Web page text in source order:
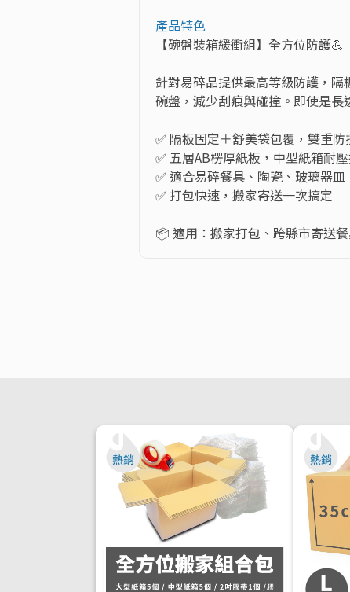
產品特色
【碗盤裝箱緩衝組】全方位防護💪
針對易碎品提供最高等級防護，
碗盤，減少刮痕與碰撞。即使是長
✅ 隔板固定＋舒美袋包覆，雙重防
✅ 五層AB楞厚紙板，中型紙箱耐
✅ 適合易碎餐具、陶瓷、玻璃器皿
✅ 打包快速，搬家寄送一次搞定
📦 適用：搬家打包、跨縣市寄送